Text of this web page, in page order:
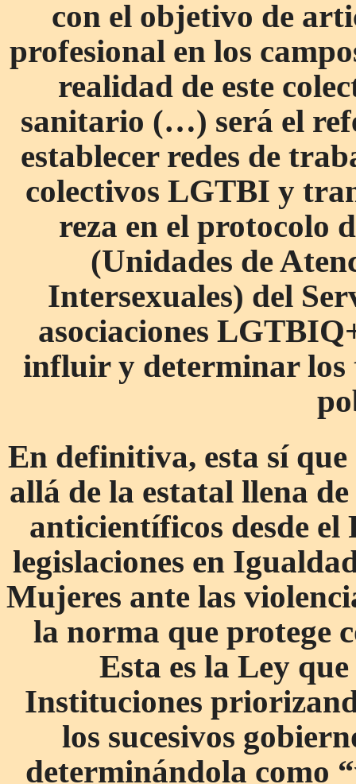
con el objetivo de
profesional en los
realidad de este
sanitario (…) será el
establecer redes de
colectivos LGTBI y
reza en el protocolo
(Unidades de
Intersexuales) del
asociaciones
influir y determinar los
En definitiva, esta sí
allá de la estatal llena
anticientíficos desde
legislaciones en
Mujeres ante las
la norma que protege
Esta es la Ley
Instituciones
los sucesivos
determinándola como